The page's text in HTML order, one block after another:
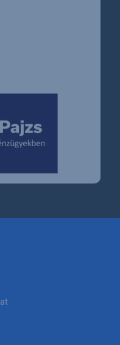
oldalra ugrik)
oldalra ugrik)